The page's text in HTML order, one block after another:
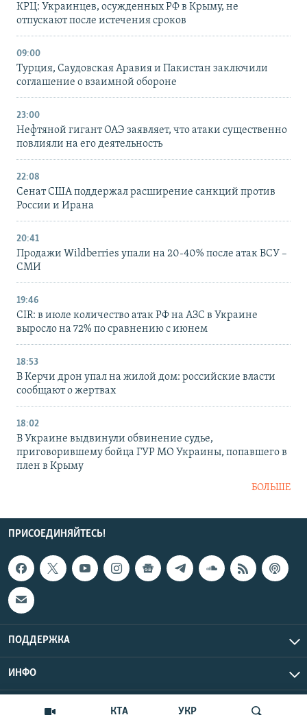
КТА УКР
КРЦ: Украинцев, осужденных РФ в Крыму, не
отпускают после истечения сроков
09:00
Турция, Саудовская Аравия и Пакистан заключили
соглашение о взаимной обороне
23:00
Нефтяной гигант ОАЭ заявляет, что атаки существенно
повлияли на его деятельность
22:08
Сенат США поддержал расширение санкций против
России и Ирана
20:41
Продажи Wildberries упали на 20-40% после атак ВСУ –
СМИ
19:46
CIR: в июле количество атак РФ на АЗС в Украине
выросло на 72% по сравнению с июнем
18:53
В Керчи дрон упал на жилой дом: российские власти
сообщают о жертвах
18:02
В Украине выдвинули обвинение судье,
приговорившему бойца ГУР МО Украины, попавшего в
плен в Крыму
БОЛЬШЕ
ПРИСОЕДИНЯЙТЕСЬ!
ПОДДЕРЖКА
ИНФО
Copyright Крым.Реалии, 2026 | Все права защищены.
UTC+3